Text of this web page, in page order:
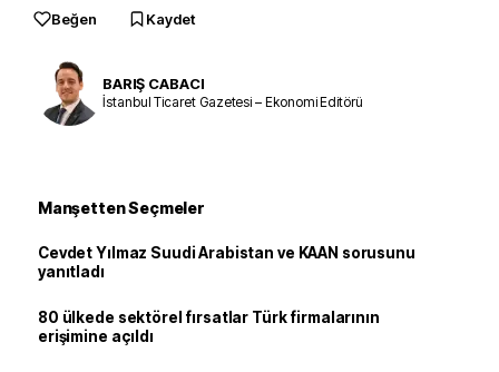
Beğen Kaydet
BARIŞ CABACI
İstanbul Ticaret Gazetesi – Ekonomi Editörü
Manşetten Seçmeler
Cevdet Yılmaz Suudi Arabistan ve KAAN sorusunu
yanıtladı
80 ülkede sektörel fırsatlar Türk firmalarının
erişimine açıldı